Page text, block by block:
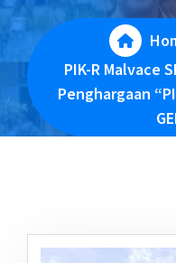
PIK-R Malvace
Penghargaan